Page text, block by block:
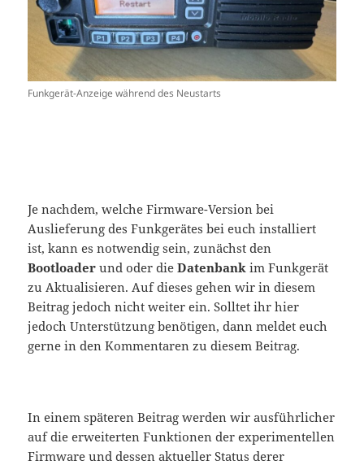
Funkgerät-Anzeige während des Neustarts
Je nachdem, welche Firmware-Version bei
Auslieferung des Funkgerätes bei euch installiert
ist, kann es notwendig sein, zunächst den
Bootloader und oder dieDatenbank im Funkgerät
zu Aktualisieren. Auf dieses gehen wir in diesem
Beitrag jedoch nicht weiter ein. Solltet ihr hier
jedoch Unterstützung benötigen, dann meldet euch
gerne in den Kommentaren zu diesem Beitrag.
In einem späteren Beitrag werden wir ausführlicher
auf die erweiterten Funktionen der experimentellen
Firmware und dessen aktueller Status derer